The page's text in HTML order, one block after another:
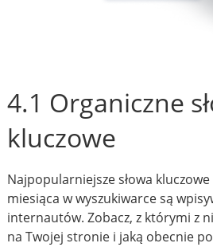
4.1 Organiczne
kluczowe
Najpopularniejsze słowa
miesiąca w wyszukiwarce są
internautów. Zobacz, z którymi z
na Twojej stronie i jaką obecnie